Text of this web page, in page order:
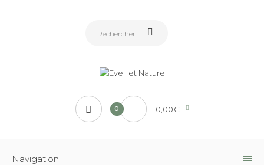
0 0,00€
Navigation